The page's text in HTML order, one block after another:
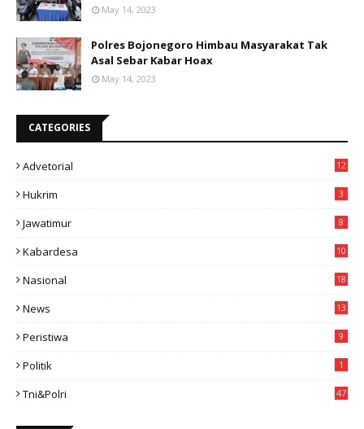
May 14, 2023
Polres Bojonegoro Himbau Masyarakat Tak
Asal Sebar Kabar Hoax
May 14, 2023
CATEGORIES
Advetorial 12
Hukrim 3
Jawatimur 8
Kabardesa
10
Nasional
18
News
13
Peristiwa 9
Politik 1
Tni&polri 47